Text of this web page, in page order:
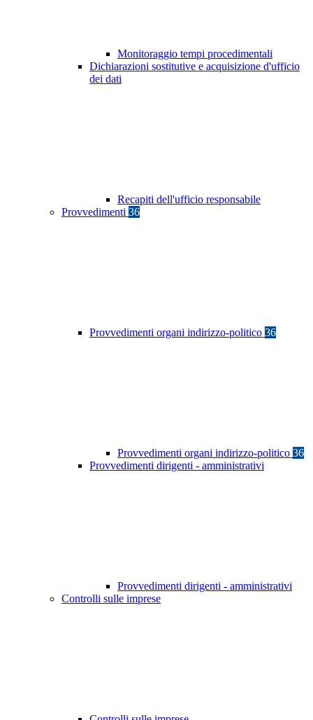
Monitoraggio tempi procedimentali
Dichiarazioni sostitutive e acquisizione d'ufficio
dei dati
Recapiti dell'ufficio responsabile
Provvedimenti 36
Provvedimenti organi indirizzo-politico 36
Provvedimenti organi indirizzo-politico 36
Provvedimenti dirigenti - amministrativi
Provvedimenti dirigenti - amministrativi
Controlli sulle imprese